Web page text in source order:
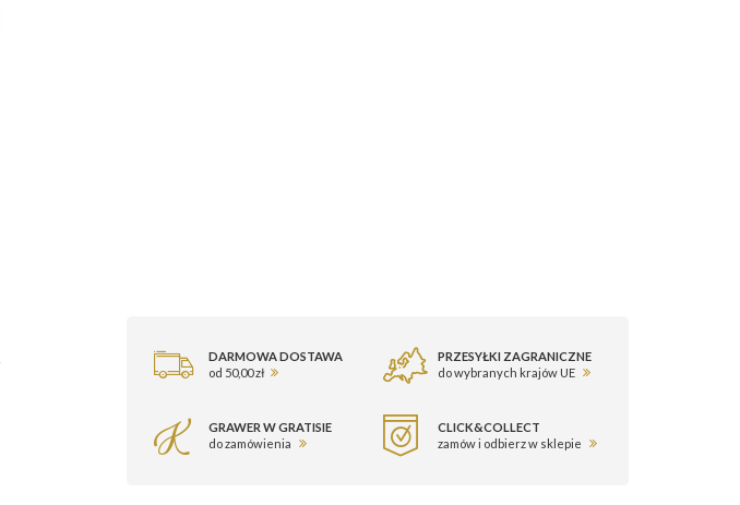
DARMOWA DOSTAWA
od 50,00 zł
PRZESYŁKI ZAGRANICZNE
do wybranych krajów UE
GRAWER W GRATISIE
do zamówienia
CLICK&COLLECT
zamów i odbierz w sklepie